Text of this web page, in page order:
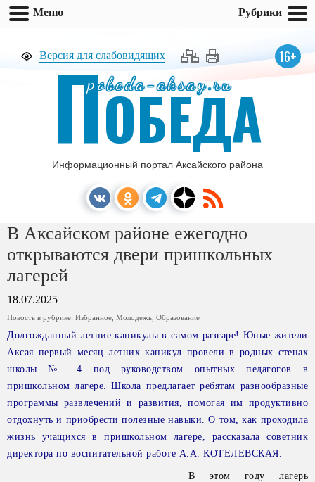
Версия для слабовидящих 16+
pobeda-aksay.ru
ПОБЕДА
Информационный портал Аксайского района
В Аксайском районе ежегодно
открываются двери пришкольных
лагерей
18.07.2025
Новость в рубрике: Избранное Молодежь Образование
Долгожданный летние каникулы в самом разгаре! Юные жители
Аксая первый месяц летних каникул провели в родных стенах
школы № 4 под руководством опытных педагогов в
пришкольном лагере. Школа предлагает ребятам разнообразные
программы развлечений и развития, помогая им продуктивно
отдохнуть и приобрести полезные навыки. О том, как проходила
жизнь учащихся в пришкольном лагере, рассказала советник
директора по воспитательной работе А.А. КОТЕЛЕВСКАЯ.
В этом году лагерь
Меню Рубрики